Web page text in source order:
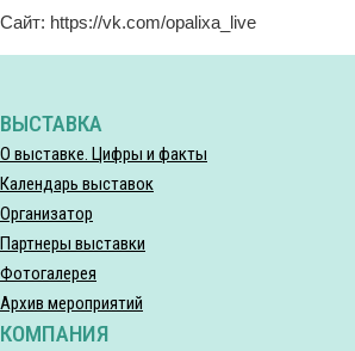
Сайт: https://vk.com/opalixa_live
ВЫСТАВКА
О выставке. Цифры и факты
Календарь выставок
Организатор
Партнеры выставки
Фотогалерея
Архив мероприятий
КОМПАНИЯ